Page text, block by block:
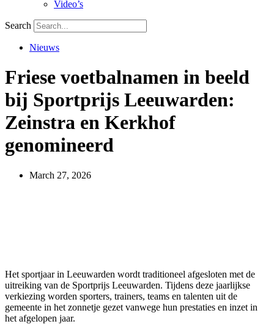
Video’s
Search
Nieuws
Friese voetbalnamen in beeld
bij Sportprijs Leeuwarden:
Zeinstra en Kerkhof
genomineerd
March 27, 2026
Het sportjaar in Leeuwarden wordt traditioneel afgesloten met de
uitreiking van de Sportprijs Leeuwarden. Tijdens deze jaarlijkse
verkiezing worden sporters, trainers, teams en talenten uit de
gemeente in het zonnetje gezet vanwege hun prestaties en inzet in
het afgelopen jaar.